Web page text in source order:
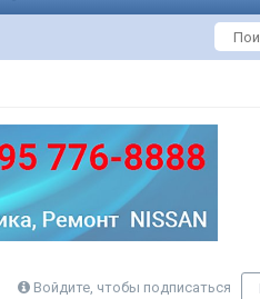
Войдите, чтобы подписаться